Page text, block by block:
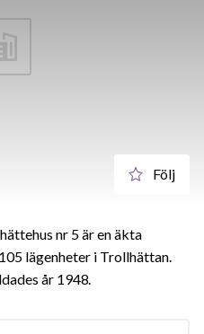
Följ
nr 5 är en äkta
lägenheter i Trollhättan.
år 1948